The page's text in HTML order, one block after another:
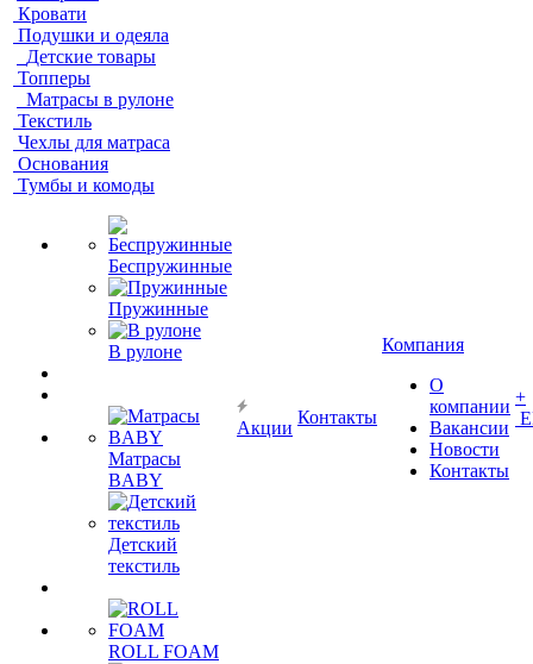
Кровати
Подушки и одеяла
Детские товары
Топперы
Матрасы в рулоне
Текстиль
Чехлы для матраса
Основания
Тумбы и комоды
Беспружинные
Пружинные
В рулоне
Матрасы
BABY
Детский
текстиль
ROLL FOAM
Акции
Контакты
Компания
О
компании
Вакансии
Новости
Контакты
+